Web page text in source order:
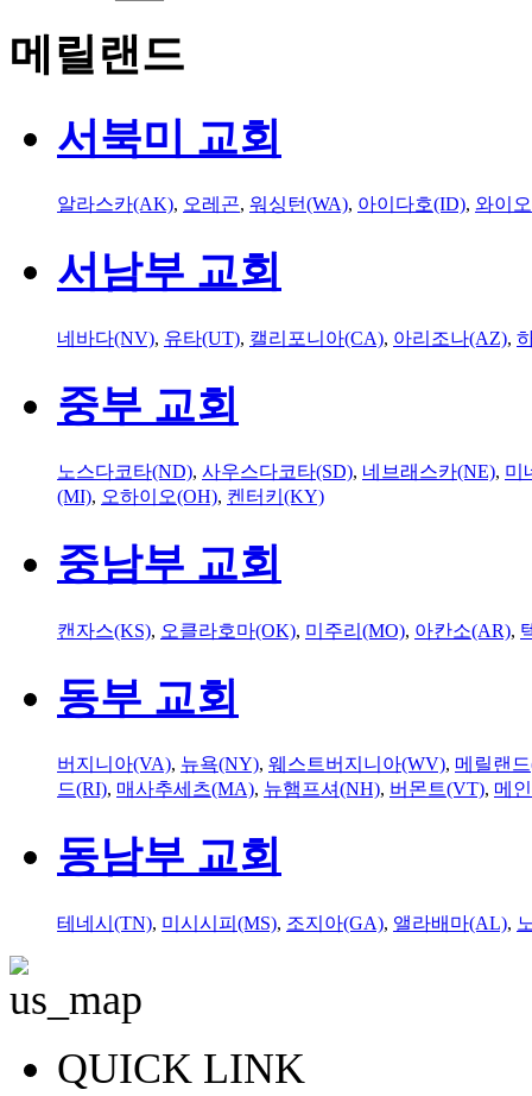
메릴랜드
서북미 교회
알라스카(AK), 오레곤, 워싱턴(WA), 아이다호(ID), 와이
서남부 교회
네바다(NV), 유타(UT), 캘리포니아(CA), 아리조나(AZ),
중부 교회
노스다코타(ND), 사우스다코타(SD), 네브래스카(NE), 미
(MI), 오하이오(OH), 켄터키(KY)
중남부 교회
캔자스(KS), 오클라호마(OK), 미주리(MO), 아칸소(AR),
동부 교회
버지니아(VA), 뉴욕(NY), 웨스트버지니아(WV), 메릴랜
드(RI), 매사추세츠(MA), 뉴햄프셔(NH), 버몬트(VT), 메
동남부 교회
테네시(TN), 미시시피(MS), 조지아(GA), 앨라배마(AL),
QUICK LINK